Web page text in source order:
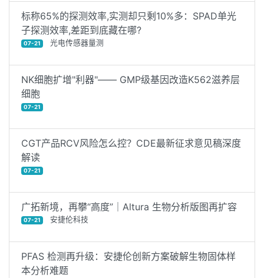
标称65%的探测效率,实测却只剩10%多：SPAD单光
子探测效率,差距到底藏在哪?
07-21 光电传感器量测
NK细胞扩增"利器"—— GMP级基因改造K562滋养层
细胞
07-21
CGT产品RCV风险怎么控？CDE最新征求意见稿深度
解读
07-21
广拓新境，再攀“高度”｜Altura 生物分析版图再扩容
07-21 安捷伦科技
PFAS 检测再升级：安捷伦创新方案破解生物固体样
本分析难题